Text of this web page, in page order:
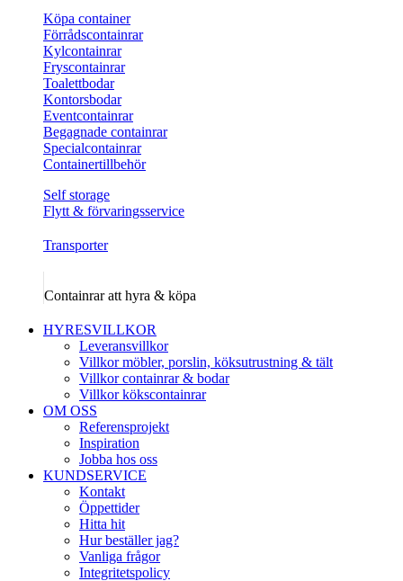
Köpa container
Förrådscontainrar
Kylcontainrar
Fryscontainrar
Toalettbodar
Kontorsbodar
Eventcontainrar
Begagnade containrar
Specialcontainrar
Containertillbehör
Self storage
Flytt & förvaringsservice
Transporter
Containrar att hyra & köpa
HYRESVILLKOR
Leveransvillkor
Villkor möbler, porslin, köksutrustning & tält
Villkor containrar & bodar
Villkor kökscontainrar
OM OSS
Referensprojekt
Inspiration
Jobba hos oss
KUNDSERVICE
Kontakt
Öppettider
Hitta hit
Hur beställer jag?
Vanliga frågor
Integritetspolicy